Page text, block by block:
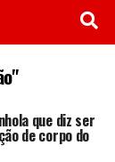
que diz ser
de corpo do